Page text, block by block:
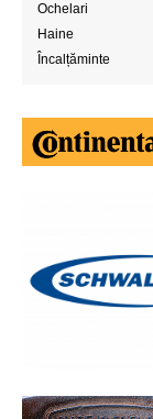
Ochelari
Haine
Încalțăminte